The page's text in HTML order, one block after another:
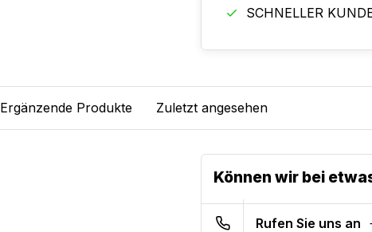
SCHNELLER
Ergänzende Produkte Zuletzt angesehen
Können wir bei
Rufen Sie uns an